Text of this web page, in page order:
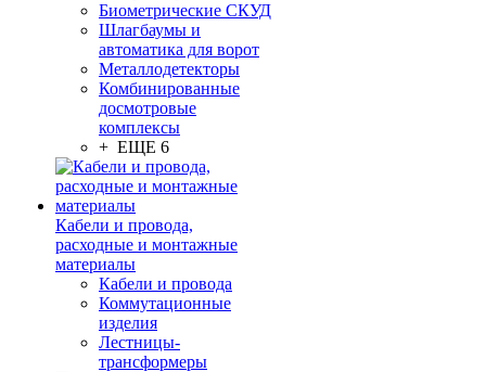
Биометрические СКУД
Шлагбаумы и
автоматика для ворот
Металлодетекторы
Комбинированные
досмотровые
комплексы
+ ЕЩЕ 6
Кабели и провода,
расходные и монтажные
материалы
Кабели и провода
Коммутационные
изделия
Лестницы-
трансформеры